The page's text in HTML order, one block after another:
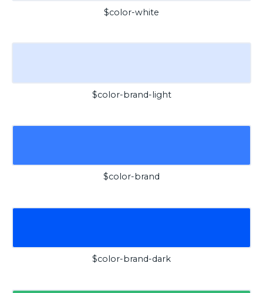
$color-white
$color-brand-light
$color-brand
$color-brand-dark